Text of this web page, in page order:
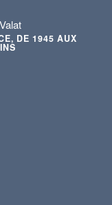
DE 1945 AUX